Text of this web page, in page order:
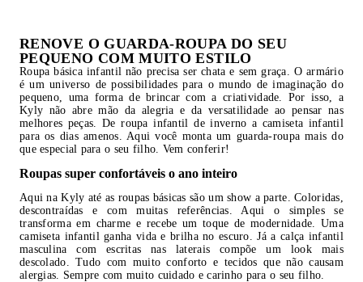
RENOVE O GUARDA-ROUPA DO SEU
PEQUENO COM MUITO ESTILO
Roupa básica infantil não precisa ser chata e sem graça. O armário
é um universo de possibilidades para o mundo de imaginação do
pequeno, uma forma de brincar com a criatividade. Por isso, a
Kyly não abre mão da alegria e da versatilidade ao pensar nas
melhores peças. De roupa infantil de inverno a camiseta infantil
para os dias amenos. Aqui você monta um guarda-roupa mais do
que especial para o seu filho. Vem conferir!
Roupas super confortáveis o ano inteiro
Aqui na Kyly até as roupas básicas são um show a parte. Coloridas,
descontraídas e com muitas referências. Aqui o simples se
transforma em charme e recebe um toque de modernidade. Uma
camiseta infantil ganha vida e brilha no escuro. Já a calça infantil
masculina com escritas nas laterais compõe um look mais
descolado. Tudo com muito conforto e tecidos que não causam
alergias. Sempre com muito cuidado e carinho para o seu filho.